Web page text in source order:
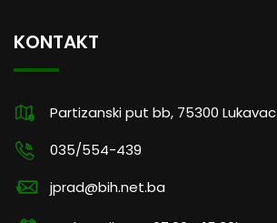
KONTAKT
Partizanski put bb, 75300 Lukavac
035/554-439
jprad@bih.net.ba